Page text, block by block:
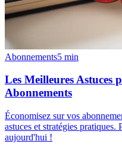
Abonnements5 min
Les Meilleures Astuces
Abonnements
Économisez sur vos
astuces et stratégies
aujourd'hui !